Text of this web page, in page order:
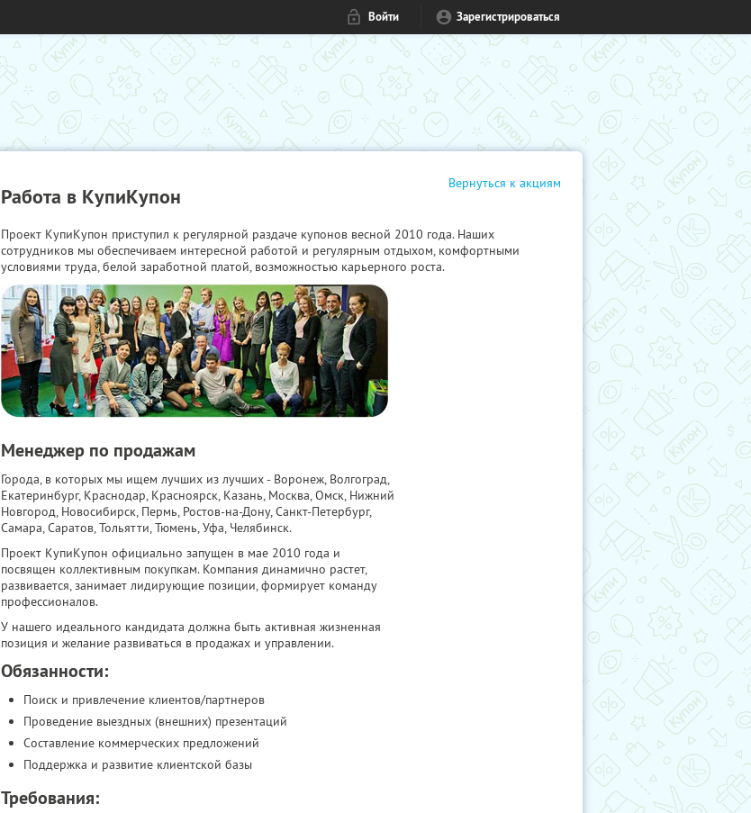
Войти Зарегистрироваться
Вернуться к акциям
Работа в КупиКупон
Проект КупиКупон приступил к регулярной раздаче купонов весной 2010 года. Наших
сотрудников мы обеспечиваем интересной работой и регулярным отдыхом, комфортными
условиями труда, белой заработной платой, возможностью карьерного роста.
Менеджер по продажам
Города, в которых мы ищем лучших из лучших - Воронеж, Волгоград,
Екатеринбург, Краснодар, Красноярск, Казань, Москва, Омск, Нижний
Новгород, Новосибирск, Пермь, Ростов-на-Дону, Санкт-Петербург,
Самара, Саратов, Тольятти, Тюмень, Уфа, Челябинск.
Проект КупиКупон официально запущен в мае 2010 года и
посвящен коллективным покупкам. Компания динамично растет,
развивается, занимает лидирующие позиции, формирует команду
профессионалов.
У нашего идеального кандидата должна быть активная жизненная
позиция и желание развиваться в продажах и управлении.
Обязанности:
Поиск и привлечение клиентов/партнеров
Проведение выездных (внешних) презентаций
Составление коммерческих предложений
Поддержка и развитие клиентской базы
Требования: